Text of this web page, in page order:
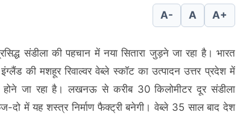
A- A A+
संडीला की पहचान में नया सितारा जुड़ने जा रहा है। भारत
की मशहूर रिवाल्वर वेब्ले स्कॉट का उत्पादन उत्तर प्रदेश में
जा रहा है। लखनऊ से करीब 30 किलोमीटर दूर संडीला
दो में यह शस्त्र निर्माण फैक्ट्री बनेगी। वेब्ले 35 साल बाद देश